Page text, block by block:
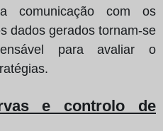
comunicação com os
dados gerados tornam-se
para avaliar o
e controlo de